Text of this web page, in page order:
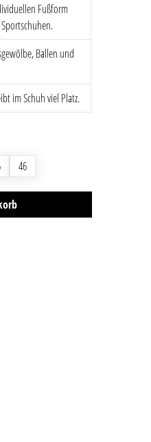
Fußform
Ballen und
im Schuh viel Platz.
46
benutze die